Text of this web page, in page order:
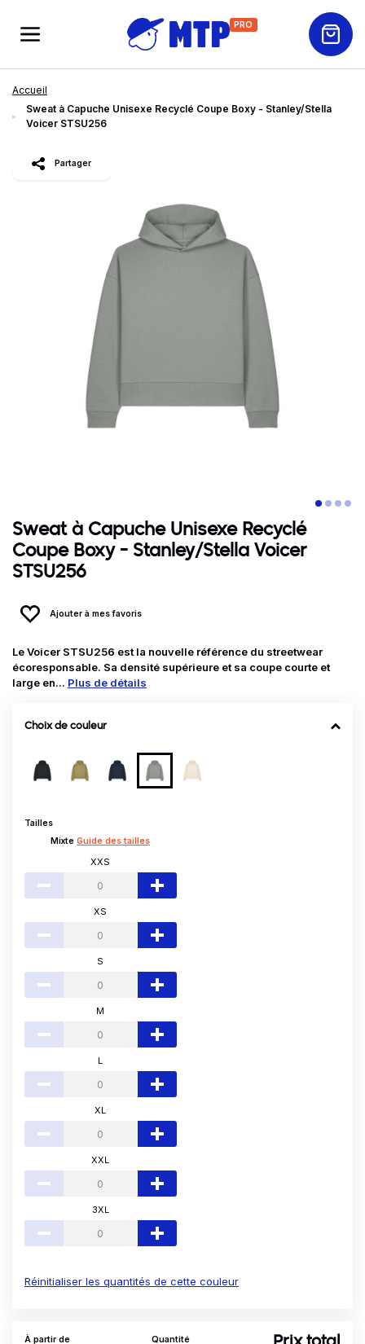
PRO
Accueil
Sweat à Capuche Unisexe Recyclé Coupe Boxy - Stanley/Stella
Voicer STSU256
Sweat à Capuche Unisexe Recyclé
Coupe Boxy - Stanley/Stella Voicer
STSU256
Ajouter à mes favoris
Le Voicer STSU256 est la nouvelle référence du streetwear
écoresponsable. Sa densité supérieure et sa coupe courte et
large en... Plus de détails
Choix de couleur
Tailles
Mixte Guide des tailles
XXS
XS
S
M
L
XL
XXL
3XL
Réinitialiser les quantités de cette couleur
À partir de
Quantité
Partager
slide1